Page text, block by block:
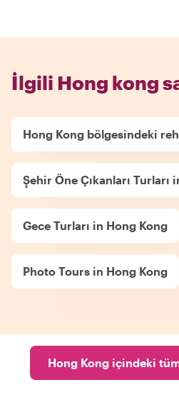
İlgili Hong kong
Hong Kong bölgesindeki
Şehir Öne Çıkanları Turları
Gece Turları in Hong Kong
Photo Tours in Hong Kong
Hong Kong içindeki